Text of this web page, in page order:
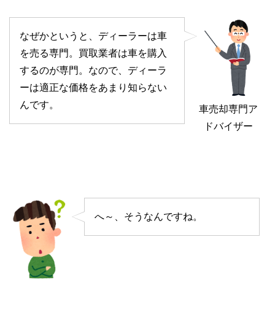
車売却専門ア
ドバイザー
なぜかというと、ディーラーは車
を売る専門。買取業者は車を購入
するのが専門。なので、ディーラ
ーは適正な価格をあまり知らない
んです。
へ～、そうなんですね。